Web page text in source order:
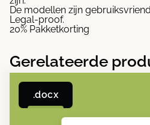
De modellen zijn
Legal-proof.
20% Pakketkorting
Gerelateerde
.docx